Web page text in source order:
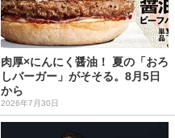
肉厚×にんにく醤油！ 夏の「おろ
しバーガー」がそそる。8月5日
から
2026年7月30日